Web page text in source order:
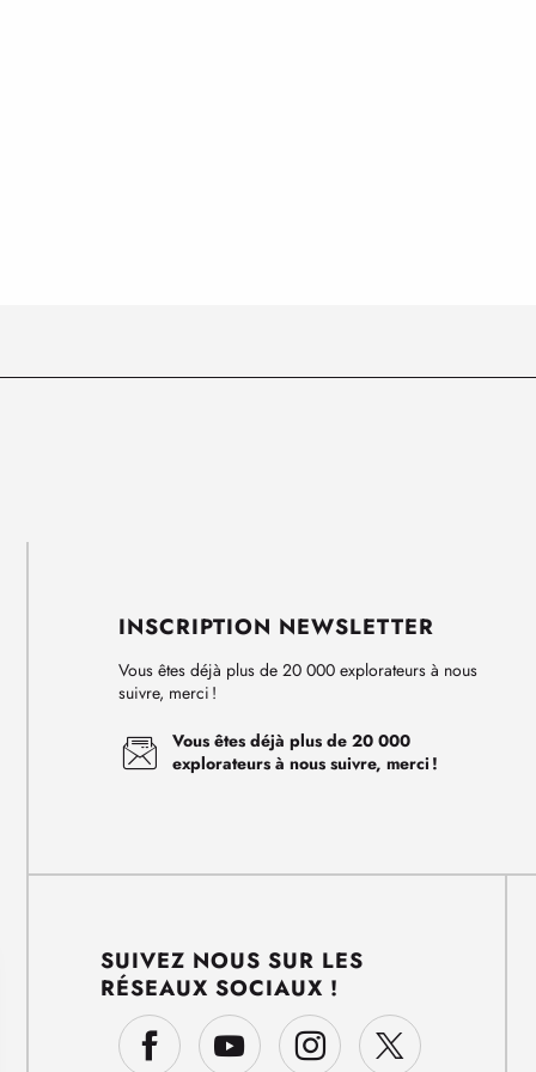
INSCRIPTION NEWSLETTER
Vous êtes déjà plus de 20 000 explorateurs à nous
suivre, merci !
Vous êtes déjà plus de 20 000
explorateurs à nous suivre, merci !
SUIVEZ NOUS SUR LES
RÉSEAUX SOCIAUX !